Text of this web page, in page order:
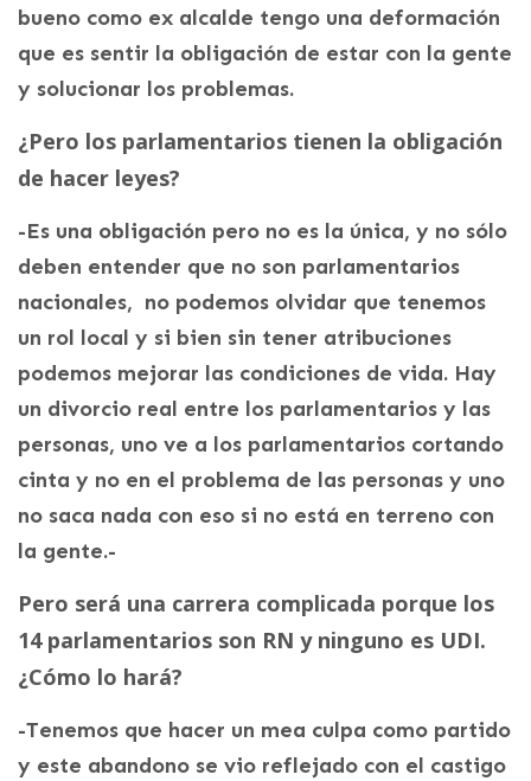
bueno como ex alcalde tengo una deformación
que es sentir la obligación de estar con la gente
y solucionar los problemas.
¿Pero los parlamentarios tienen la obligación
de hacer leyes?
-Es una obligación pero no es la única, y no sólo
deben entender que no son parlamentarios
nacionales, no podemos olvidar que tenemos
un rol local y si bien sin tener atribuciones
podemos mejorar las condiciones de vida. Hay
un divorcio real entre los parlamentarios y las
personas, uno ve a los parlamentarios cortando
cinta y no en el problema de las personas y uno
no saca nada con eso si no está en terreno con
la gente.-
Pero será una carrera complicada porque los
14 parlamentarios son RN y ninguno es UDI.
¿Cómo lo hará?
-Tenemos que hacer un mea culpa como partido
y este abandono se vio reflejado con el castigo